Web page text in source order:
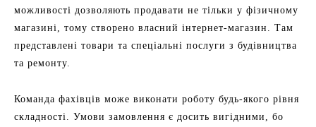
можливості дозволяють продавати не тільки у фізичному
магазині, тому створено власний інтернет-магазин. Там
представлені товари та спеціальні послуги з будівництва
та ремонту.
Команда фахівців може виконати роботу будь-якого рівня
складності. Умови замовлення є досить вигідними, бо